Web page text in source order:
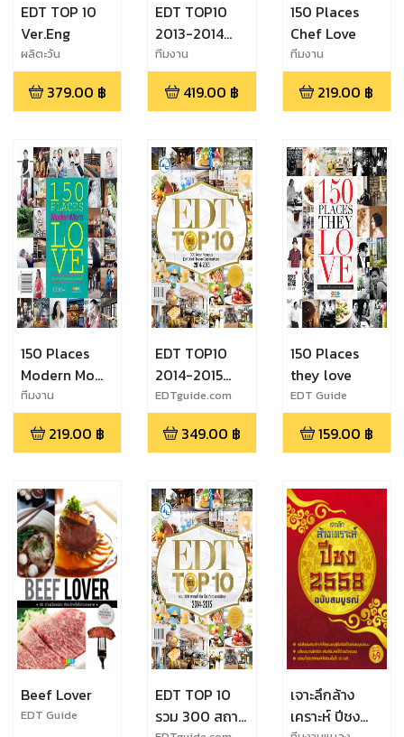
EDT TOP 10
Ver.Eng
ผลิตะวัน
379.00 ฿
EDT TOP10
2013-2014
Ver.Eng
ทีมงาน
EDTguide.com
419.00 ฿
150 Places
Chef Love
ทีมงาน
EDTguide.com
219.00 ฿
150 Places
Modern Mom
Love
ทีมงาน
EDTguide.com
219.00 ฿
EDT TOP10
2014-2015
English
Version
EDTguide.com
349.00 ฿
150 Places
they love
EDT Guide
159.00 ฿
Beef Lover
EDT Guide
EDT TOP 10
รวม 300 สถาน
เจาะลึกล้าง
เคราะห์ ปีชง